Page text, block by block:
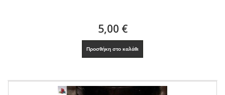
5,00 €
Προσθήκη στο καλάθι